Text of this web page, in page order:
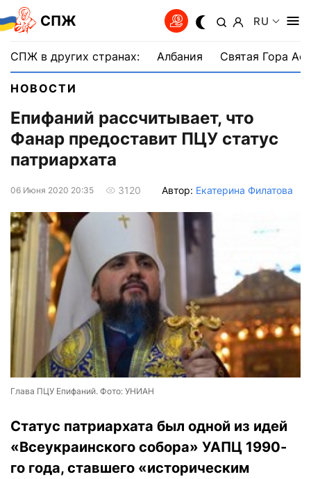
СПЖ RU
СПЖ в других странах: Албания Святая Гора
НОВОСТИ
Епифаний рассчитывает, что
Фанар предоставит ПЦУ статус
патриархата
06 Июня 2020 20:35 3120 Автор: Екатерина Филатова
Глава ПЦУ Епифаний. Фото: УНИАН
Статус патриархата был одной из идей
«Всеукраинского собора» УАПЦ 1990-
го года, ставшего «историческим